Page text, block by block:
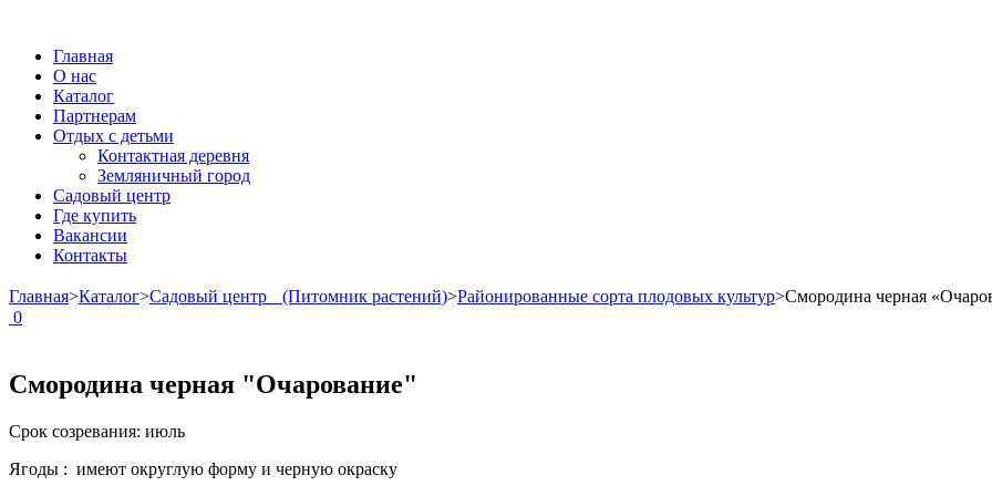
Главная
О нас
Каталог
Партнерам
Отдых с детьми
Контактная деревня
Земляничный город
Садовый центр
Где купить
Вакансии
Контакты
Главная>Каталог>Садовый центр (Питомник растений)>Районированные сорта плодовых культур>Смородина черная
0
Смородина черная "Очарование"
Срок созревания: июль
Ягоды : имеют округлую форму и черную окраску